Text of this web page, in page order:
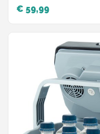
Verwarmingsfunctie
€ 59,99